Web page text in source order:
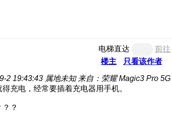
电梯直达
前往
楼主
只看该作者
2 19:43:43 属地未知 来自：荣耀 Magic3 Pro 5G
充电，经常要插着充电器用手机。
？